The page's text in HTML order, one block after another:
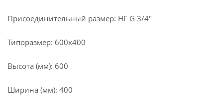
Присоединительный размер: НГ G 3/4"
Типоразмер: 600x400
Высота (мм): 600
Ширина (мм): 400